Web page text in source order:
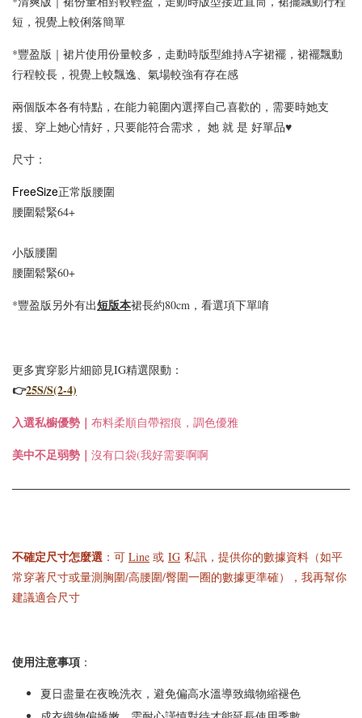
短，視覺上較俐落簡單
*豐盈版｜裙片使用份量較多，走動時版型維持A字裙襬，裙襬飄動
行程較長，視覺上較飄逸、氣場較強有存在感
兩個版本各有特點，在能力範圍內選擇自己喜歡的，需要時她支
援、穿上她心情好 ，只要能符合需求， 她 就 是 好單品♥
尺寸：
FreeSize正常版腰圍
腰圍鬆緊64+
小版腰圍
腰圍鬆緊60+
*豐盈版另外有出短版本裙長約80cm，看選項下單唷
更多實穿影片細節見IG精選限動：
👉25S/S(2-4)
入選私櫥優勢｜ 布料柔順自帶褶痕，調色優雅
美中不足弱勢｜ 沒有口袋(我好需要啊啊
不確定尺寸怎麼選 ：可 Line 或 IG 私訊，提供你的數據資料（如平
常穿著尺寸或量測胸圍/高腰圍/臀圍一圈的數據更準確），我再幫你
建議適合尺寸
使用注意事項 ：
夏日盡量在夜晚洗衣，避免偏高水溫導致織物縮褪色